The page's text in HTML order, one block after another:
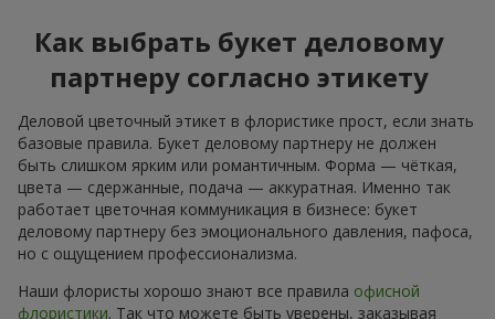
Как выбрать букет деловому
партнеру согласно этикету
Деловой цветочный этикет в флористике прост, если знать
базовые правила. Букет деловому партнеру не должен
быть слишком ярким или романтичным. Форма — чёткая,
цвета — сдержанные, подача — аккуратная. Именно так
работает цветочная коммуникация в бизнесе: букет
деловому партнеру без эмоционального давления, пафоса,
но с ощущением профессионализма.
Наши флористы хорошо знают все правила офисной
флористики. Так что можете быть уверены, заказывая